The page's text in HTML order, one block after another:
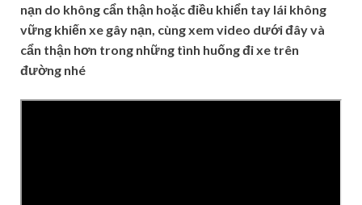
nạn do không cẩn thận hoặc điều khiển tay lái không
vững khiến xe gây nạn, cùng xem video dưới đây và
cẩn thận hơn trong những tình huống đi xe trên
đường nhé